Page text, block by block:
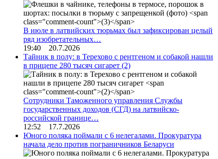
В июле в латвийских тюрьмах был зафиксирован целый
ряд изобретательных…
19:40 20.7.2026
Тайник в полу: в Терехово с рентгеном и собакой нашли
в прицепе 280 тысяч сигарет (2)
Сотрудники Таможенного управления Службы
государственных доходов (СГД) на латвийско-
российской границе…
12:52 17.7.2026
Юного поляка поймали с 6 нелегалами. Прокуратура
начала дело против пограничников Беларуси